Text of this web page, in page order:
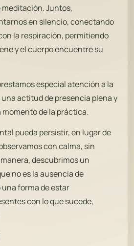
Juntos,
en silencio, conectando
la respiración, permitiendo
y el cuerpo encuentre su
especial atención a la
actitud de presencia plena y
de la práctica.
pueda persistir, en lugar de
con calma, sin
descubrimos un
no es la ausencia de
forma de estar
con lo que sucede,